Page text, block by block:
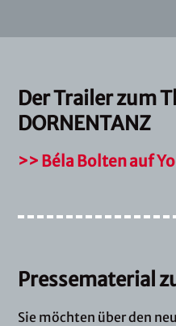
Der Trailer zum
DORNENTANZ
>> Béla Bolten auf
Pressematerial
Sie möchten über den